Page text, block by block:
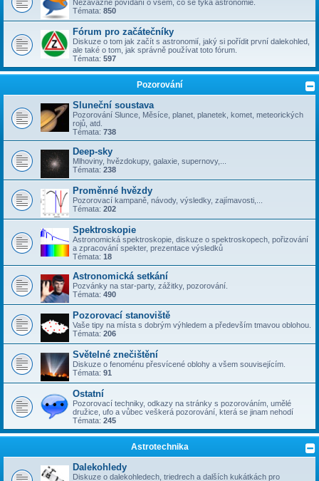
Nezávazné povídání o všem, co se týka astronomie.
Témata: 850
Fórum pro začátečníky
Diskuze o tom jak začít s astronomií, jaký si pořídit první dalekohled,
ale také o tom, jak správně používat toto fórum.
Témata: 597
Pozorování
Sluneční soustava
Pozorování Slunce, Měsíce, planet, planetek, komet, meteorických
rojů, atd.
Témata: 738
Deep-sky
Mlhoviny, hvězdokupy, galaxie, supernovy,...
Témata: 238
Proměnné hvězdy
Pozorovací kampaně, návody, výsledky, zajímavosti,...
Témata: 202
Spektroskopie
Astronomická spektroskopie, diskuze o spektroskopech, pořizování
a zpracování spekter, prezentace výsledků
Témata: 18
Astronomická setkání
Pozvánky na star-party, zážitky, pozorování.
Témata: 490
Pozorovací stanoviště
Vaše tipy na místa s dobrým výhledem a především tmavou oblohou.
Témata: 206
Světelné znečištění
Diskuze o fenoménu přesvícené oblohy a všem souvisejícím.
Témata: 91
Ostatní
Pozorovací techniky, odkazy na stránky s pozorováním, umělé
družice, ufo a vůbec veškerá pozorování, která se jinam nehodí
Témata: 245
Astrotechnika
Dalekohledy
Diskuze o dalekohledech, triedrech a dalších kukátkách pro